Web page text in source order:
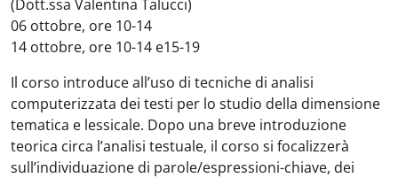
(Dott.ssa Valentina Talucci)
06 ottobre, ore 10-14
14 ottobre, ore 10-14 e15-19
Il corso introduce all’uso di tecniche di analisi
computerizzata dei testi per lo studio della dimensione
tematica e lessicale. Dopo una breve introduzione
teorica circa l’analisi testuale, il corso si focalizzerà
sull’individuazione di parole/espressioni-chiave, dei